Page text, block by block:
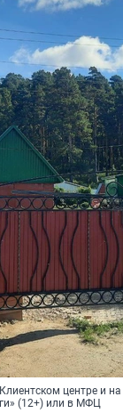
центре и
(12+) или в МФЦ